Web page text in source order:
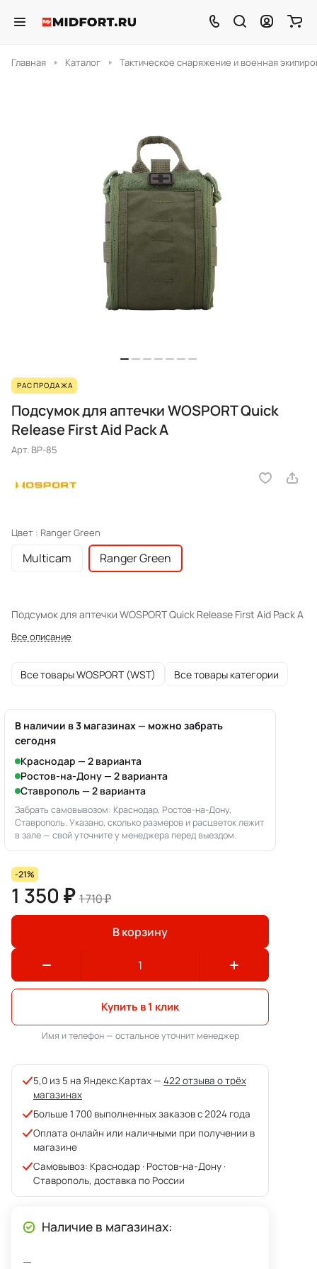
Главная Каталог Тактическое снаряжение и военная
РАСПРОДАЖА
Подсумок для аптечки WOSPORT Quick
Release First Aid Pack A
Арт. BP-85
Цвет : Ranger Green
Multicam Ranger Green
Подсумок для аптечки WOSPORT Quick Release First Aid Pack A
Все описание
Все товары WOSPORT (WST) Все товары категории
В наличии в 3 магазинах — можно забрать
сегодня
Краснодар — 2 варианта
Ростов-на-Дону — 2 варианта
Ставрополь — 2 варианта
Забрать самовывозом: Краснодар, Ростов-на-Дону,
Ставрополь. Указано, сколько размеров и расцветок лежит
в зале — свой уточните у менеджера перед выездом.
-21%
1 350 ₽ 1 710 ₽
В корзину
Купить в 1 клик
Имя и телефон — остальное уточнит менеджер
5,0 из 5 на Яндекс.Картах — 422 отзыва о трёх
магазинах
Больше 1 700 выполненных заказов с 2024 года
Оплата онлайн или наличными при получении в
магазине
Самовывоз: Краснодар · Ростов-на-Дону ·
Ставрополь, доставка по России
Наличие в магазинах: